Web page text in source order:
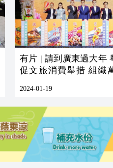
有片 | 請到廣東過大年
促文旅消費舉措 組織萬名港澳青
2024-01-19